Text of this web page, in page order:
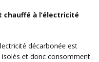
à l’électricité
décarbonée est
et donc consomment